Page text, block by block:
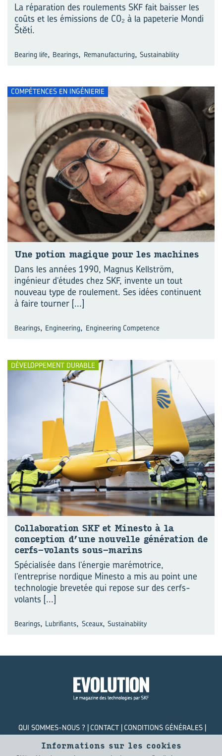
La réparation des roulements SKF fait baisser les
coûts et les émissions de CO₂ à la papeterie Mondi
Štĕtí.
Bearing life, Bearings, Remanufacturing, Sustainability
COMPÉTENCES EN INGÉNIERIE
Une po­tion ma­gique pour les ma­chines
Dans les années 1990, Magnus Kellström,
ingénieur d’études chez SKF, invente un tout
nouveau type de roulement. Ses idées continuent
à faire tourner [...]
Bearings, Engineering, Engineering Competence
DÉVELOPPEMENT DURABLE
Col­la­bo­ra­tion SKF et Mi­nes­to à la
concep­tion d’une nou­velle gé­né­ra­tion de
cerfs-​volants sous-​marins
Spécialisée dans l’énergie marémotrice,
l’entreprise nordique Minesto a mis au point une
technologie brevetée qui repose sur des cerfs-
volants [...]
Bearings, Lubrifiants, Sceaux, Sustainability
QUI SOMMES-NOUS ? CONTACT
CONDITIONS GÉNÉRALES
Informations sur les cookies